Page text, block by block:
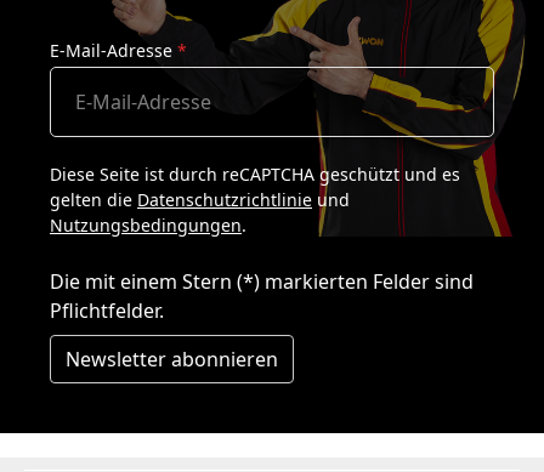
E-Mail-Adresse *
Diese Seite ist durch reCAPTCHA geschützt und es
gelten die Datenschutzrichtlinie und
Nutzungsbedingungen.
Die mit einem Stern (*) markierten Felder sind
Pflichtfelder.
Newsletter abonnieren